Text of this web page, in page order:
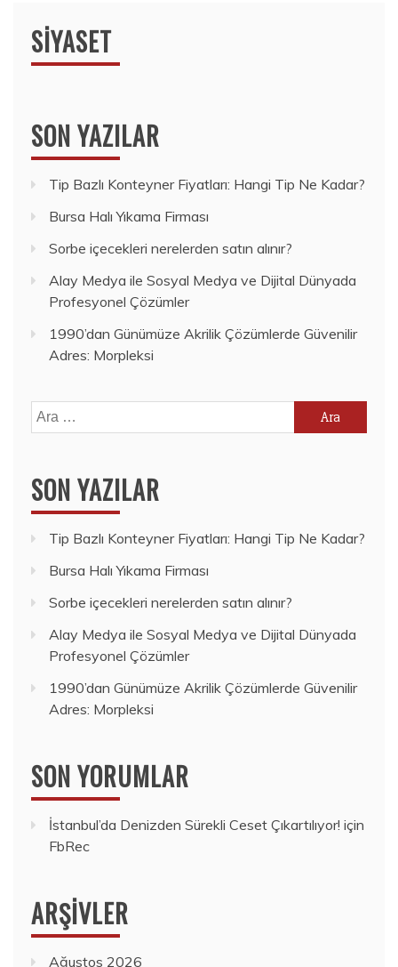
SIYASET
SON YAZILAR
Tip Bazlı Konteyner Fiyatları: Hangi Tip Ne Kadar?
Bursa Halı Yıkama Firması
Sorbe içecekleri nerelerden satın alınır?
Alay Medya ile Sosyal Medya ve Dijital Dünyada
Profesyonel Çözümler
1990’dan Günümüze Akrilik Çözümlerde Güvenilir
Adres: Morpleksi
Arama:
SON YAZILAR
Tip Bazlı Konteyner Fiyatları: Hangi Tip Ne Kadar?
Bursa Halı Yıkama Firması
Sorbe içecekleri nerelerden satın alınır?
Alay Medya ile Sosyal Medya ve Dijital Dünyada
Profesyonel Çözümler
1990’dan Günümüze Akrilik Çözümlerde Güvenilir
Adres: Morpleksi
SON YORUMLAR
İstanbul’da Denizden Sürekli Ceset Çıkartılıyor! için
FbRec
ARŞIVLER
Ağustos 2026